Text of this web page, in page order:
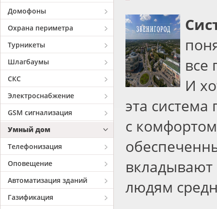
Домофоны
Охрана периметра
Турникеты
Шлагбаумы
СКС
Электроснабжение
GSM сигнализация
Умный дом
Телефонизация
Оповещение
Автоматизация зданий
Газификация
все
И
эта система
с
вкладывают
людям